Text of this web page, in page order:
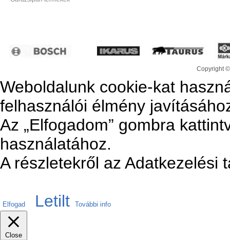
Copyright
Weboldalunk cookie-kat
felhasználói élmény
Az „Elfogadom” gombra
használatához.
A részletekről az Adatkezelési
Elfogad Letilt További info
Close